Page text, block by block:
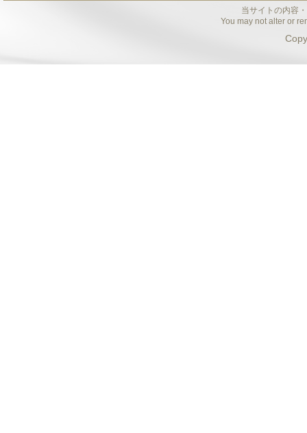
当サイトの内容
You may not alter or